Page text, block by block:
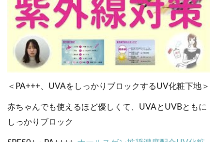
＜PA+++、UVAをしっかりブロックするUV化粧下地＞
赤ちゃんでも使えるほど優しくて、UVAとUVBともに
しっかりブロック